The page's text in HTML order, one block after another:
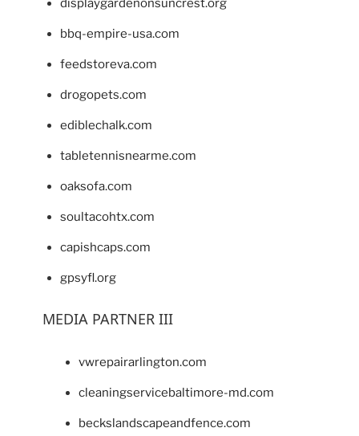
displaygardenonsuncrest.org
bbq-empire-usa.com
feedstoreva.com
drogopets.com
ediblechalk.com
tabletennisnearme.com
oaksofa.com
soultacohtx.com
capishcaps.com
gpsyfl.org
MEDIA PARTNER III
vwrepairarlington.com
cleaningservicebaltimore-md.com
beckslandscapeandfence.com